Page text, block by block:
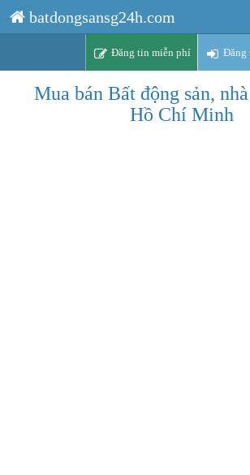
batdongsansg24h.com
Đăng tin miễn phí Đăng
Mua bán Bất động sản,
Hồ Chí Minh